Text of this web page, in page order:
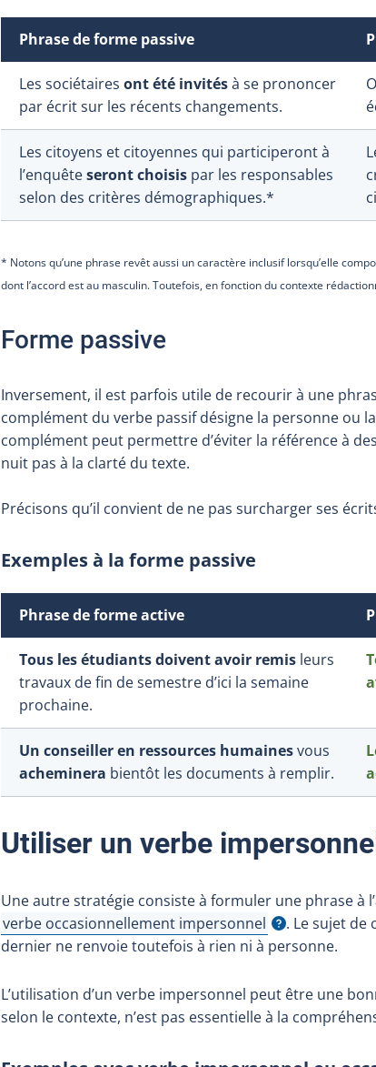
Phrase de forme passive
Les sociétaires ont été invitésà se prononcer
par écrit sur les récents changements.
Les citoyens et citoyennes qui participeront à
l’enquêteseront choisis par les responsables
selon des critères démographiques.*
* Notons qu’une phrase revêt aussi un caractère inclusif lorsqu’elle
dont l’accord est au masculin. Toutefois, en fonction du contexte
Forme passive
Inversement, il est parfois utile de recourir à une
complément du verbe passif désigne la personne ou
complément peut permettre d’éviter la référence à
nuit pas à la clarté du texte.
Précisons qu’il convient de ne pas surcharger ses
Exemples à la forme passive
Phrase de forme active
Tous les étudiants doivent avoir remis leurs
travaux de fin de semestre d’ici la semaine
prochaine.
Un conseiller en ressources humainesvous
acheminera bientôt les documents à remplir.
Utiliser un verbe
Une autre stratégie consiste à formuler une phrase à
verbe occasionnellement impersonnel
Afficher l'infobulle . Le sujet de
dernier ne renvoie toutefois à rien ni à personne.
L’utilisation d’un verbe impersonnel peut être une
selon le contexte, n’est pas essentielle à la